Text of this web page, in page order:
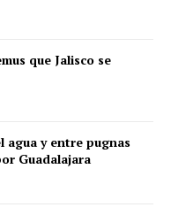
que Jalisco se
agua y entre pugnas
Guadalajara